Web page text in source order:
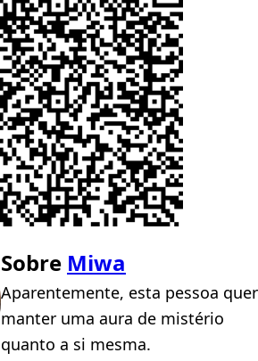
Sobre Miwa
Aparentemente, esta pessoa quer
manter uma aura de mistério
quanto a si mesma.